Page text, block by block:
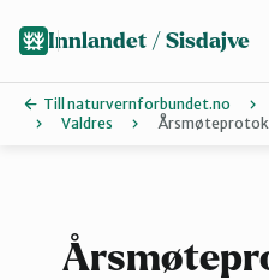
Innlandet / Sisdajve
Till naturvernforbundet.no
Valdres